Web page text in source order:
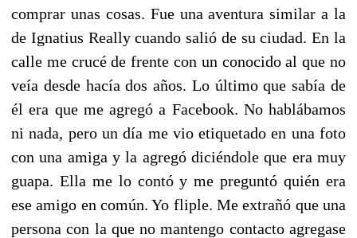
comprar unas cosas. Fue una aventura similar a la
de Ignatius Really cuando salió de su ciudad. En la
calle me crucé de frente con un conocido al que no
veía desde hacía dos años. Lo último que sabía de
él era que me agregó a Facebook. No hablábamos
ni nada, pero un día me vio etiquetado en una foto
con una amiga y la agregó diciéndole que era muy
guapa. Ella me lo contó y me preguntó quién era
ese amigo en común. Yo fliple. Me extrañó que una
persona con la que no mantengo contacto agregase